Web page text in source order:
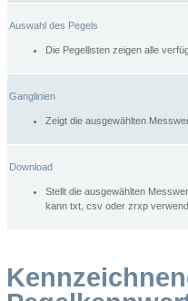
Auswahl des Pegels
Die Pegellisten zeigen alle
Ganglinien
Zeigt die ausgewählten
Download
Stellt die ausgewählten
kann txt, csv oder zrxp